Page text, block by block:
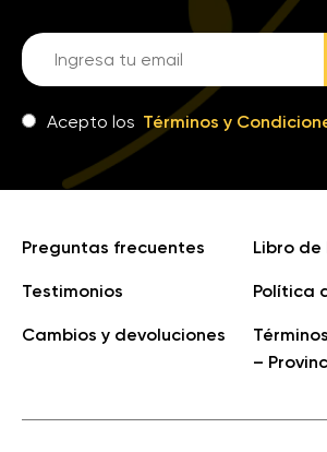
Acepto los Términos y
Preguntas frecuentes
Testimonios
Cambios y devoluciones
Libro de
Política
–